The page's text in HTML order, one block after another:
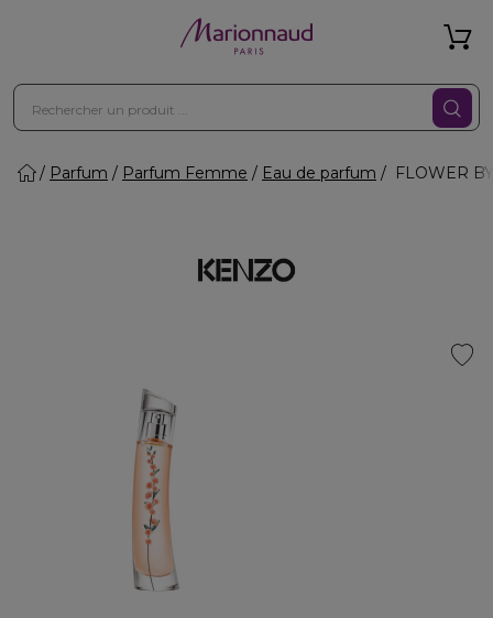
Parfum Parfum Femme Eau de parfum FLOWER